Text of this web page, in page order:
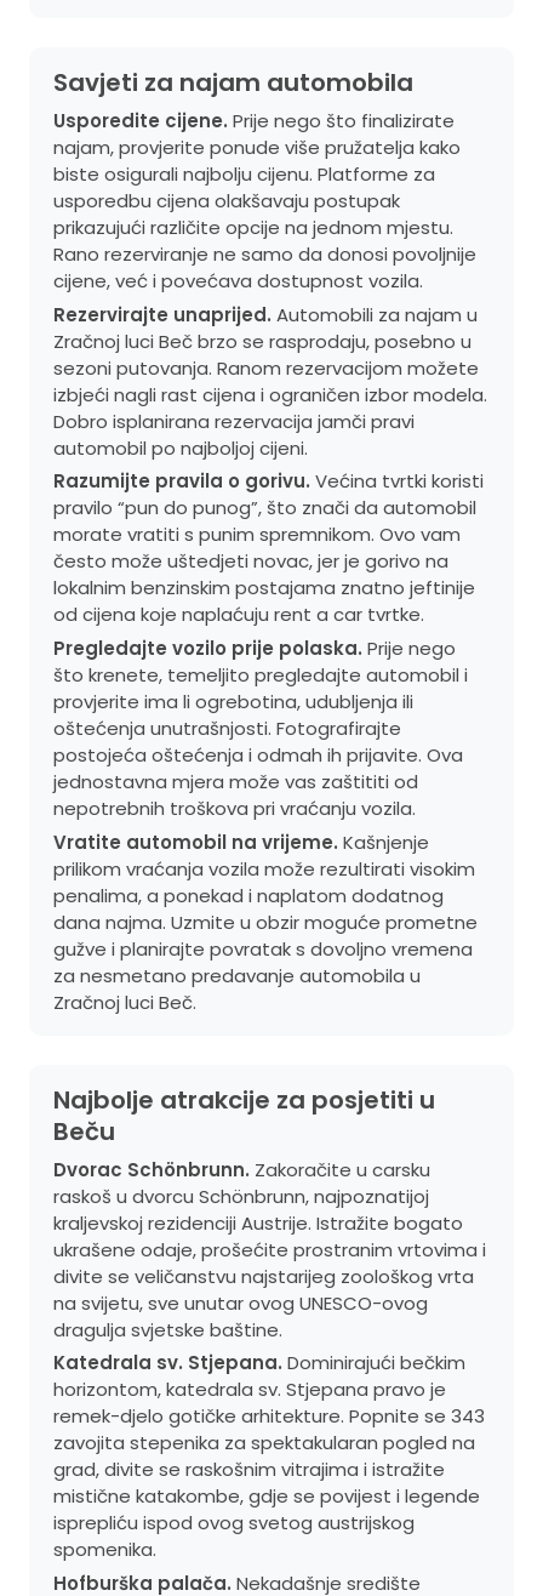
Savjeti za najam automobila
Usporedite cijene. Prije nego što finalizirate
najam, provjerite ponude više pružatelja kako
biste osigurali najbolju cijenu. Platforme za
usporedbu cijena olakšavaju postupak
prikazujući različite opcije na jednom mjestu.
Rano rezerviranje ne samo da donosi povoljnije
cijene, već i povećava dostupnost vozila.
Rezervirajte unaprijed. Automobili za najam u
Zračnoj luci Beč brzo se rasprodaju, posebno u
sezoni putovanja. Ranom rezervacijom možete
izbjeći nagli rast cijena i ograničen izbor modela.
Dobro isplanirana rezervacija jamči pravi
automobil po najboljoj cijeni.
Razumijte pravila o gorivu. Većina tvrtki koristi
pravilo “pun do punog”, što znači da automobil
morate vratiti s punim spremnikom. Ovo vam
često može uštedjeti novac, jer je gorivo na
lokalnim benzinskim postajama znatno jeftinije
od cijena koje naplaćuju rent a car tvrtke.
Pregledajte vozilo prije polaska. Prije nego
što krenete, temeljito pregledajte automobil i
provjerite ima li ogrebotina, udubljenja ili
oštećenja unutrašnjosti. Fotografirajte
postojeća oštećenja i odmah ih prijavite. Ova
jednostavna mjera može vas zaštititi od
nepotrebnih troškova pri vraćanju vozila.
Vratite automobil na vrijeme. Kašnjenje
prilikom vraćanja vozila može rezultirati visokim
penalima, a ponekad i naplatom dodatnog
dana najma. Uzmite u obzir moguće prometne
gužve i planirajte povratak s dovoljno vremena
za nesmetano predavanje automobila u
Zračnoj luci Beč.
Najbolje atrakcije za posjetiti u
Beču
Dvorac Schönbrunn. Zakoračite u carsku
raskoš u dvorcu Schönbrunn, najpoznatijoj
kraljevskoj rezidenciji Austrije. Istražite bogato
ukrašene odaje, prošećite prostranim vrtovima i
divite se veličanstvu najstarijeg zoološkog vrta
na svijetu, sve unutar ovog UNESCO-ovog
dragulja svjetske baštine.
Katedrala sv. Stjepana. Dominirajući bečkim
horizontom, katedrala sv. Stjepana pravo je
remek-djelo gotičke arhitekture. Popnite se 343
zavojita stepenika za spektakularan pogled na
grad, divite se raskošnim vitrajima i istražite
mistične katakombe, gdje se povijest i legende
isprepliću ispod ovog svetog austrijskog
spomenika.
Hofburška palača. Nekadašnje središte